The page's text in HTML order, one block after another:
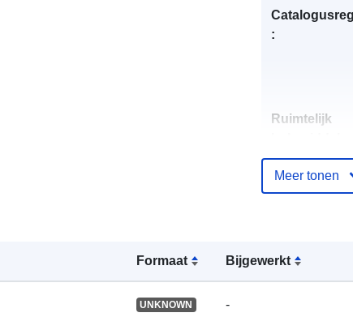
Formaat Bijgewerkt
UNKNOWN -
:
Ruimtelijk
Meer tonen